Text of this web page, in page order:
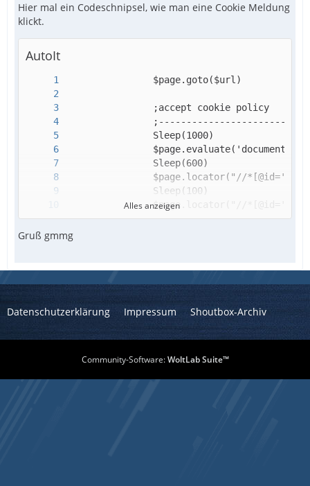
Hier mal ein Codeschnipsel, wie man eine Cookie Meldung
klickt.
AutoIt
Alles anzeigen
Gruß gmmg
Datenschutzerklärung Impressum Shoutbox-Archiv
Community-Software:WoltLab Suite™